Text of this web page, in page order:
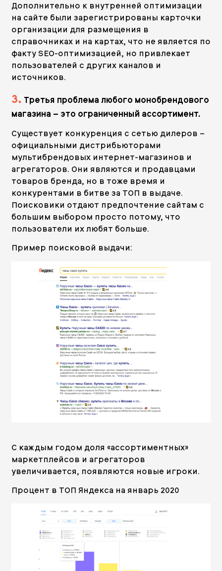
Дополнительно к внутренней оптимизации
на сайте были зарегистрированы карточки
организации для размещения в
справочниках и на картах, что не является по
факту SEO-оптимизацией, но привлекает
пользователей с других каналов и
источников.
3. Третья проблема любого монобрендового
магазина – это ограниченный ассортимент.
Существует конкуренция с сетью дилеров –
официальными дистрибьюторами
мультибрендовых интернет-магазинов и
агрегаторов. Они являются и продавцами
товаров бренда, но в тоже время и
конкурентами в битве за ТОП в выдаче.
Поисковики отдают предпочтение сайтам с
большим выбором просто потому, что
пользователи их любят больше.
Пример поисковой выдачи:
С каждым годом доля «ассортиментных»
маркетплейсов и агрегаторов
увеличивается, появляются новые игроки.
Процент в ТОП Яндекса на январь 2020